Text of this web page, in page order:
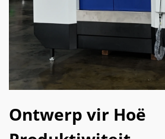
Ontwerp vir Hoë